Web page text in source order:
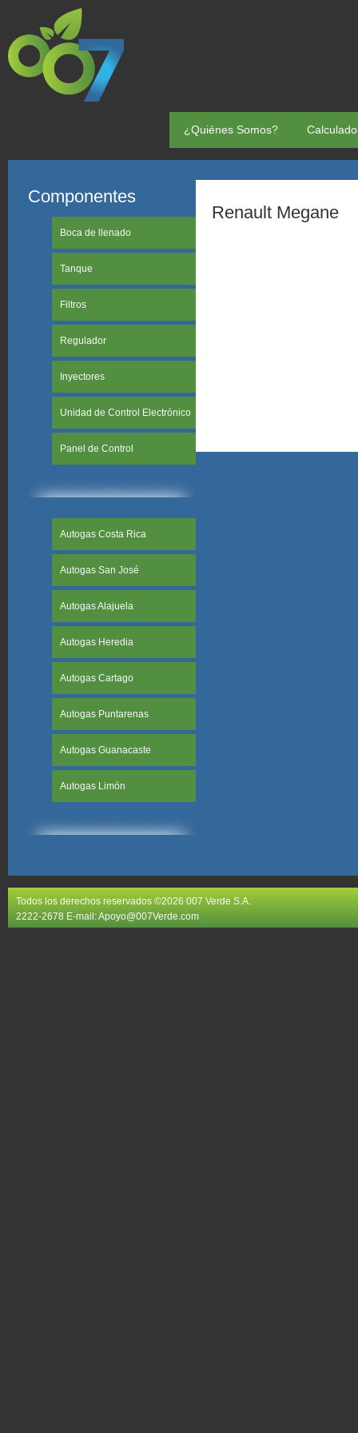
¿Quiénes Somos?
Componentes
Boca de llenado
Tanque
Filtros
Regulador
Inyectores
Unidad de Control Electrónico
Panel de Control
Autogas Costa Rica
Autogas San José
Autogas Alajuela
Autogas Heredia
Autogas Cartago
Autogas Puntarenas
Autogas Guanacaste
Autogas Limón
Renault Megane
Todos los derechos reservados ©2026 007 Verde S.A.
2222-2678 E-mail:Apoyo@007Verde.com